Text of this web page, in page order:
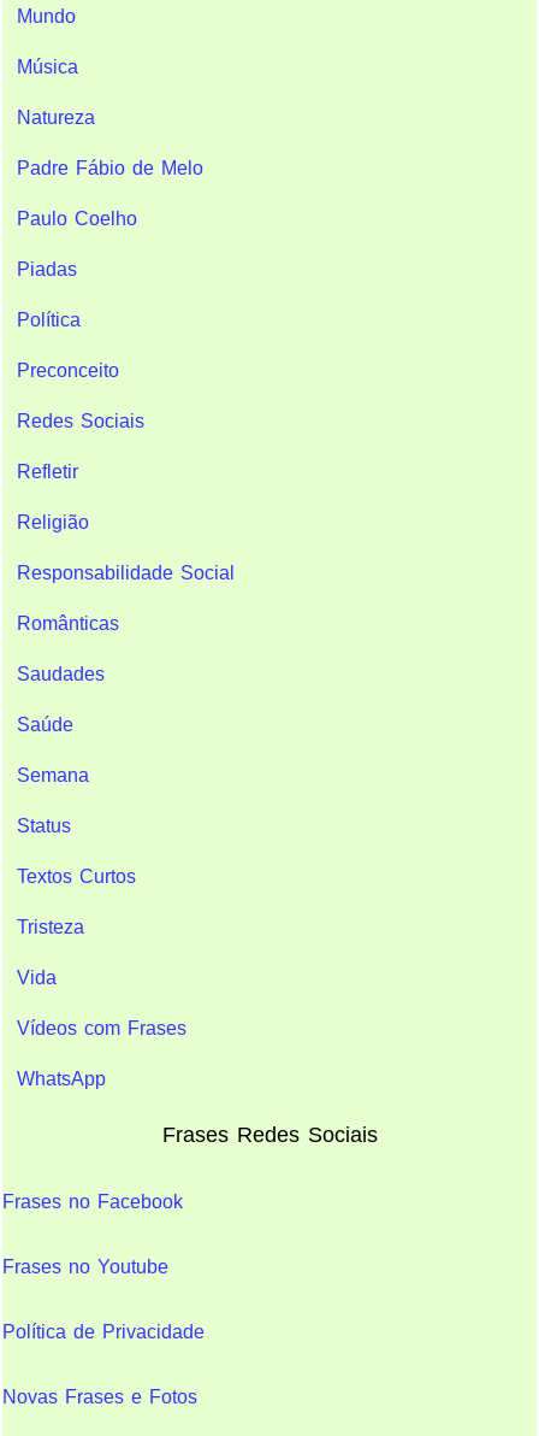
Mundo
Música
Natureza
Padre Fábio de Melo
Paulo Coelho
Piadas
Política
Preconceito
Redes Sociais
Refletir
Religião
Responsabilidade Social
Românticas
Saudades
Saúde
Semana
Status
Textos Curtos
Tristeza
Vida
Vídeos com Frases
WhatsApp
Frases Redes Sociais
Frases no Facebook
Frases no Youtube
Política de Privacidade
Novas Frases e Fotos